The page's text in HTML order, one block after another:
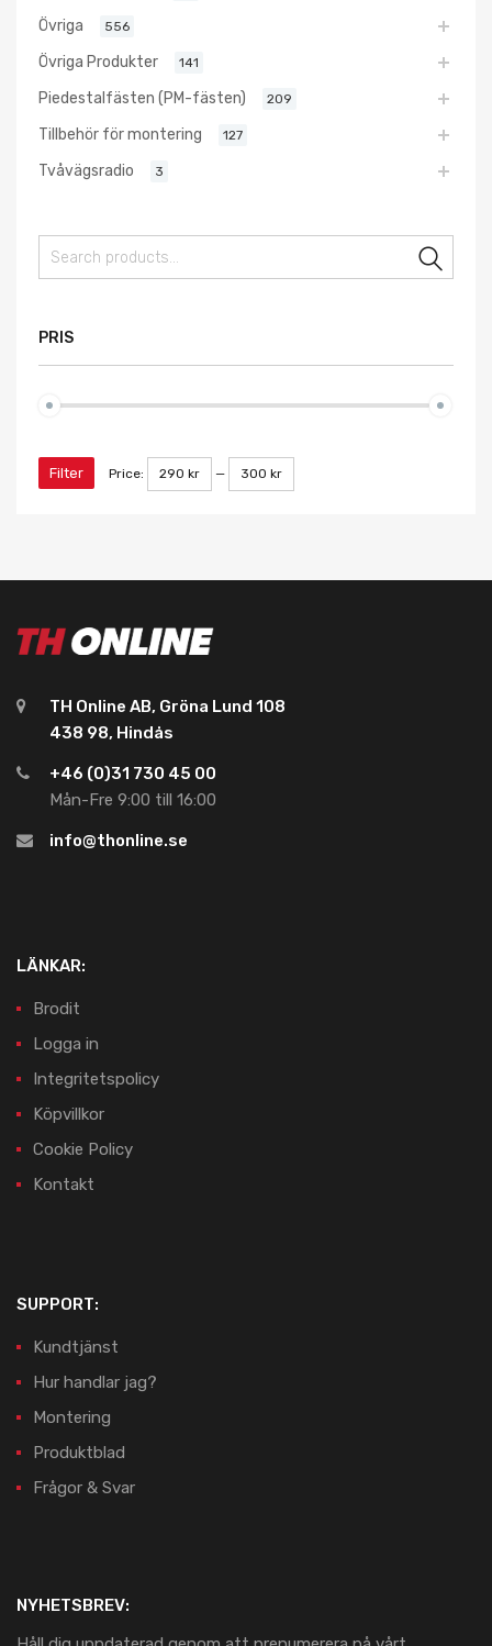
Övriga 556
Övriga Produkter 141
Piedestalfästen (PM-fästen) 209
Tillbehör för montering 127
Tvåvägsradio 3
PRIS
Filter Price: 290 kr — 300 kr
TH Online AB, Gröna Lund 108
438 98, Hindås
+46 (0)31 730 45 00
Mån-Fre 9:00 till 16:00
info@thonline.se
LÄNKAR:
Brodit
Logga in
Integritetspolicy
Köpvillkor
Cookie Policy
Kontakt
SUPPORT:
Kundtjänst
Hur handlar jag?
Montering
Produktblad
Frågor & Svar
NYHETSBREV: